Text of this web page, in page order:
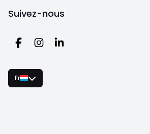
Suivez-nous
Fr